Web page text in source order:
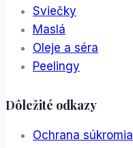
Sviečky
Maslá
Oleje a séra
Peelingy
Dôležité odkazy
Ochrana súkromia